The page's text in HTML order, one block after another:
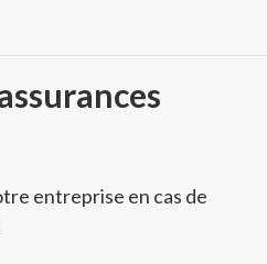
entreprise en cas de